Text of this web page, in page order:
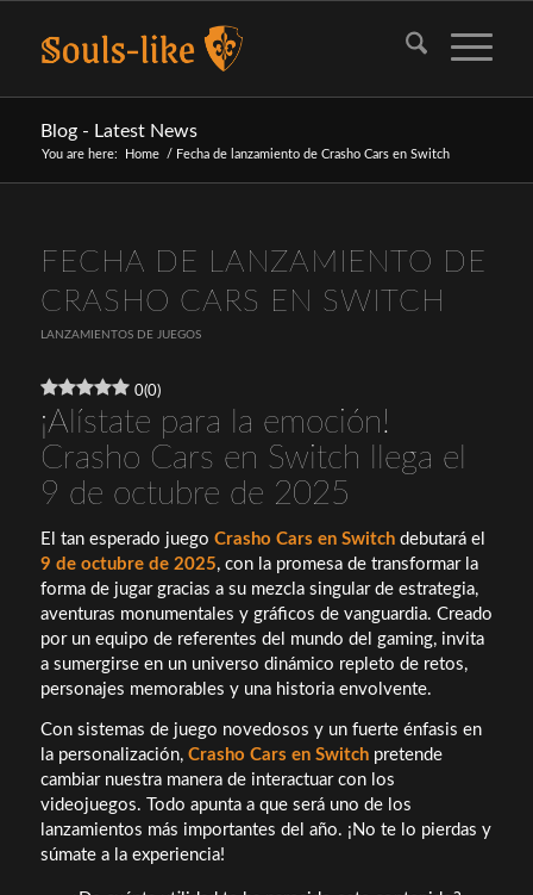
Blog - Latest News
You are here: Home / Fecha de lanzamiento de Crasho Cars en Switch
FECHA DE LANZAMIENTO DE
CRASHO CARS EN SWITCH
LANZAMIENTOS DE JUEGOS
0(0)
¡Alístate para la emoción!
Crasho Cars en Switch llega el
9 de octubre de 2025
El tan esperado juego Crasho Cars en Switchdebutará el
9 de octubre de 2025, con la promesa de transformar la
forma de jugar gracias a su mezcla singular de estrategia,
aventuras monumentales y gráficos de vanguardia. Creado
por un equipo de referentes del mundo del gaming, invita
a sumergirse en un universo dinámico repleto de retos,
personajes memorables y una historia envolvente.
Con sistemas de juego novedosos y un fuerte énfasis en
la personalización, Crasho Cars en Switchpretende
cambiar nuestra manera de interactuar con los
videojuegos. Todo apunta a que será uno de los
lanzamientos más importantes del año. ¡No te lo pierdas y
súmate a la experiencia!